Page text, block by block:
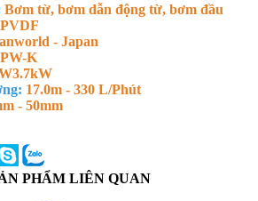
Bơm từ, bơm dẫn động từ, bơm đầu
- Japan
K
3.7kW
17.0m - 330 L/Phút
- 50mm
PHẨM LIÊN QUAN